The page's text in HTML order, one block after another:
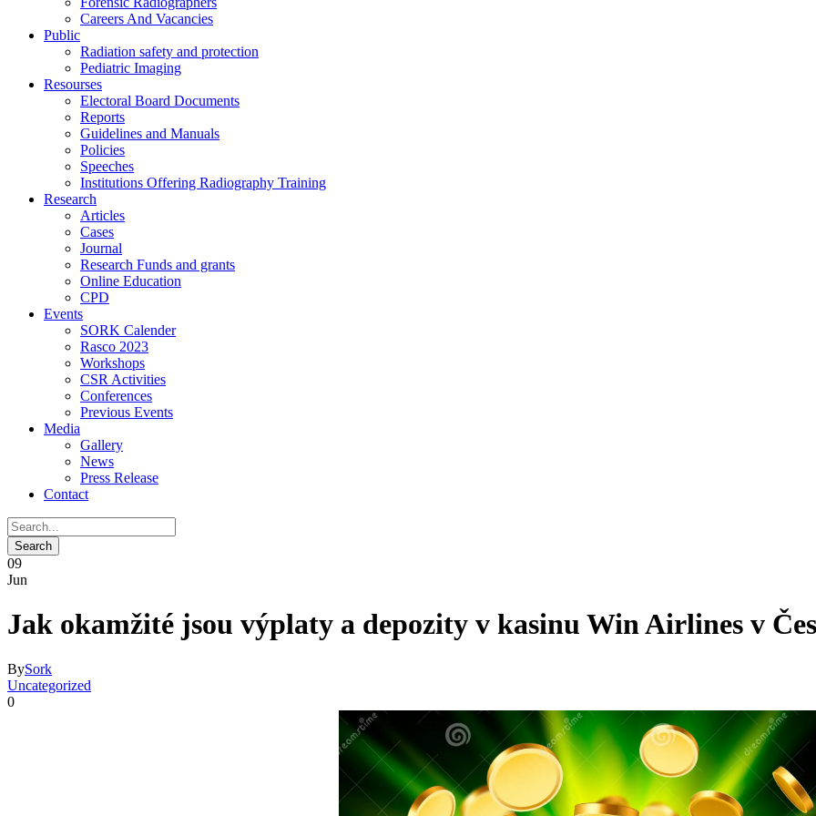
Careers And Vacancies
Public
Radiation safety and protection
Pediatric Imaging
Resourses
Electoral Board Documents
Reports
Guidelines and Manuals
Policies
Speeches
Institutions Offering Radiography Training
Research
Articles
Cases
Journal
Research Funds and grants
Online Education
CPD
Events
SORK Calender
Rasco 2023
Workshops
CSR Activities
Conferences
Previous Events
Media
Gallery
News
Press Release
Contact
09
Jun
Jak okamžité jsou výplaty a depozity v kasinu Win Airlines v
BySork
Uncategorized
0